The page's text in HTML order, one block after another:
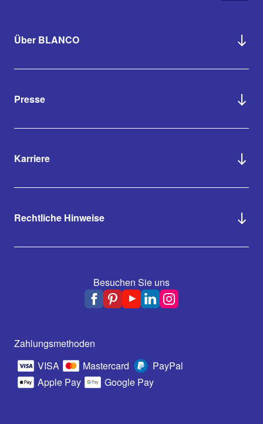
Über BLANCO
Presse
Karriere
Rechtliche Hinweise
Besuchen Sie uns
Zahlungsmethoden
VISA
Mastercard
PayPal
Apple Pay
Google Pay